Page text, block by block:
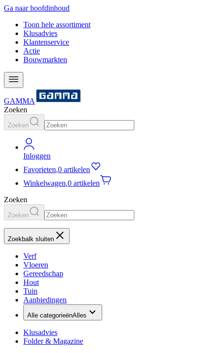
Ga naar hoofdinhoud
Toon hele assortiment
Klusadvies
Klantenservice
Actie
Bouwmarkten
GAMMA
Zoeken
Zoeken
Inloggen
Favorieten,0 artikelen
Winkelwagen,0 artikelen
Zoeken
Zoeken
Zoekbalk sluiten
Verf
Vloeren
Gereedschap
Hout
Tuin
Aanbiedingen
Alle categorieënAlles
Klusadvies
Folder & Magazine